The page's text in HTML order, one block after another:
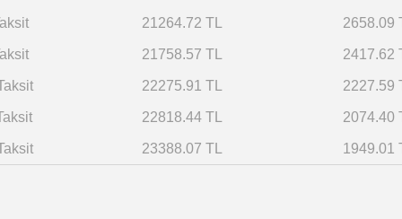
21264.72 TL 2658.09
21758.57 TL 2417.62
22275.91 TL 2227.59
22818.44 TL 2074.40
23388.07 TL 1949.01